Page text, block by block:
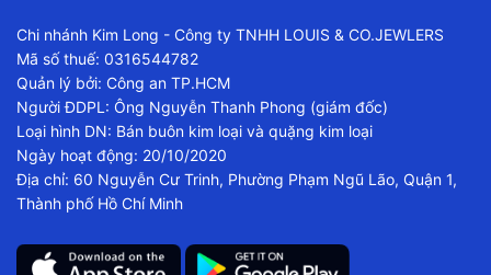
Chi nhánh Kim Long - Công ty TNHH LOUIS & CO.JEWLERS
Mã số thuế: 0316544782
Quản lý bởi: Công an TP.HCM
Người ĐDPL: Ông Nguyễn Thanh Phong (giám đốc)
Loại hình DN: Bán buôn kim loại và quặng kim loại
Ngày hoạt động: 20/10/2020
Địa chỉ: 60 Nguyễn Cư Trinh, Phường Phạm Ngũ Lão, Quận 1,
Thành phố Hồ Chí Minh